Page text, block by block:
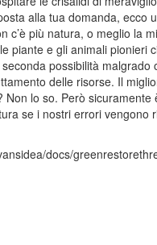
alla tua domanda, ecco
c’è più natura, o meglio la
piante e gli animali pionieri
possibilità malgrado
delle risorse. Il
Non lo so. Però sicuramente
se i nostri errori vengono
docs/